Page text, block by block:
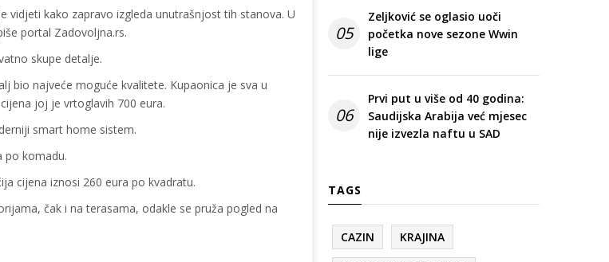
vidjeti kako zapravo izgleda unutrašnjost tih stanova. U
portal Zadovoljna.rs.
skupe detalje.
bio najveće moguće kvalitete. Kupaonica je sva u
joj je vrtoglavih 700 eura.
smart home sistem.
po komadu.
cijena iznosi 260 eura po kvadratu.
čak i na terasama, odakle se pruža pogled na
05
Zeljković se oglasio uoči
početka nove sezone Wwin
lige
06
Prvi put u više od 40 godina:
Saudijska Arabija već mjesec
nije izvezla naftu u SAD
TAGS
CAZIN KRAJINA